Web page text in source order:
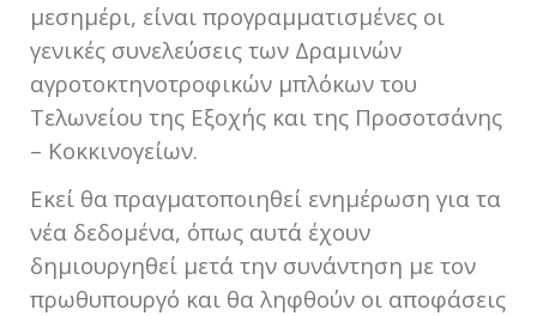
μεσημέρι, είναι προγραμματισμένες οι
γενικές συνελεύσεις των Δραμινών
αγροτοκτηνοτροφικών μπλόκων του
Τελωνείου της Εξοχής και της Προσοτσάνης
– Κοκκινογείων.
Εκεί θα πραγματοποιηθεί ενημέρωση για τα
νέα δεδομένα, όπως αυτά έχουν
δημιουργηθεί μετά την συνάντηση με τον
πρωθυπουργό και θα ληφθούν οι αποφάσεις